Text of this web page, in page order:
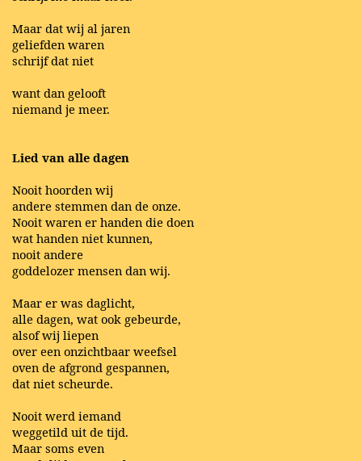
Maar dat wij al jaren
geliefden waren
schrijf dat niet
want dan gelooft
niemand je meer.
Lied van alle dagen
Nooit hoorden wij
andere stemmen dan de onze.
Nooit waren er handen die doen
wat handen niet kunnen,
nooit andere
goddelozer mensen dan wij.
Maar er was daglicht,
alle dagen, wat ook gebeurde,
alsof wij liepen
over een onzichtbaar weefsel
oven de afgrond gespannen,
dat niet scheurde.
Nooit werd iemand
weggetild uit de tijd.
Maar soms even